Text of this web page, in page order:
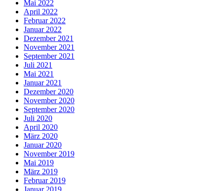
Mai 2022
April 2022
Februar 2022
Januar 2022
Dezember 2021
November 2021
September 2021
Juli 2021
Mai 2021
Januar 2021
Dezember 2020
November 2020
September 2020
Juli 2020
April 2020
März 2020
Januar 2020
November 2019
Mai 2019
März 2019
Februar 2019